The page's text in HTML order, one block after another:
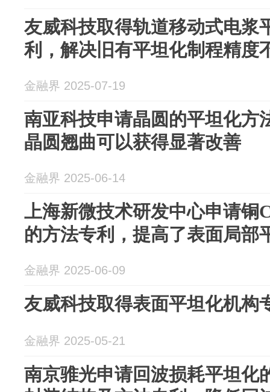
友威科技取得轨道移动式电浆
利，解决旧有平坦化制程精度
金融界 2025-07-19
南亚科技申请晶圆的平坦化方
晶圆翘曲可以获得显著改善
金融界 2025-06-14
上海新微技术研发中心申请铜
的方法专利，提高了表面局部
金融界 2025-06-09
友威科技取得表面平坦化机构
金融界 2025-05-21
南京骓光申请回波损耗平坦化